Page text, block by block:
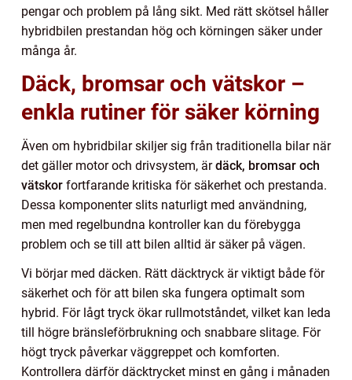
pengar och problem på lång sikt. Med rätt skötsel håller
hybridbilen prestandan hög och körningen säker under
många år.
Däck, bromsar och vätskor –
enkla rutiner för säker körning
Även om hybridbilar skiljer sig från traditionella bilar när
det gäller motor och drivsystem, ärdäck, bromsar och
vätskor fortfarande kritiska för säkerhet och prestanda.
Dessa komponenter slits naturligt med användning,
men med regelbundna kontroller kan du förebygga
problem och se till att bilen alltid är säker på vägen.
Vi börjar med däcken. Rätt däcktryck är viktigt både för
säkerhet och för att bilen ska fungera optimalt som
hybrid. För lågt tryck ökar rullmotståndet, vilket kan leda
till högre bränsleförbrukning och snabbare slitage. För
högt tryck påverkar väggreppet och komforten.
Kontrollera därför däcktrycket minst en gång i månaden